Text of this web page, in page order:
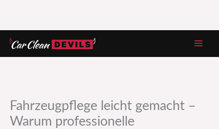
Zum
Inhalt
Fahrzeugpflege leicht gemacht –
Warum professionelle